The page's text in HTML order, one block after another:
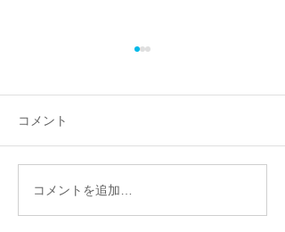
【施工事例】千葉県船橋
市で外構リフォーム｜機
コメント
コメントを追加…